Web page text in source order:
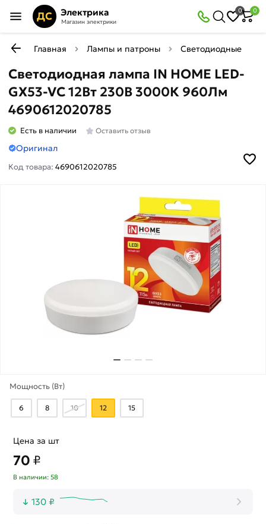
ДС Электрика
Магазин электрики
0 0
Главная Лампы и патроны Светодиодные (LED)
Светодиодная лампа IN HOME LED-
GX53-VC 12Вт 230В 3000К 960Лм
4690612020785
Есть в наличии Оставить отзыв
Оригинал
Код товара:4690612020785
Мощность (Вт)
6 8 10 12 15
Цена за шт
70 ₽
В наличии: 58
130 ₽